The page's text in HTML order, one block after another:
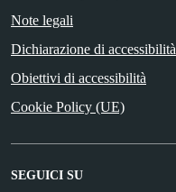
Note legali
Dichiarazione di accessibilità
Obiettivi di accessibilità
Cookie Policy (UE)
SEGUICI SU